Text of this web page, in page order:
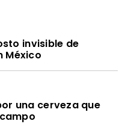
invisible de
México
una cerveza que